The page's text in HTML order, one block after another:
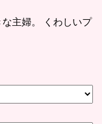
主婦。 くわしいプ